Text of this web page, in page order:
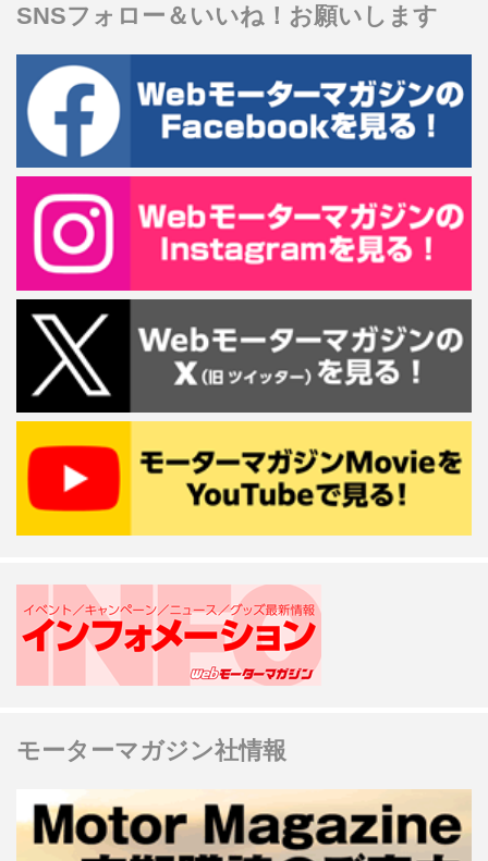
SNSフォロー＆いいね！お願いします
モーターマガジン社情報